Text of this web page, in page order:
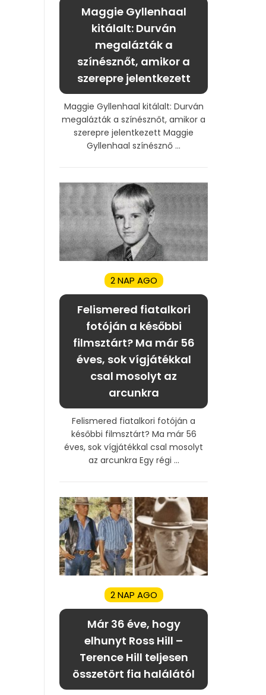
Maggie Gyllenhaal
kitálalt: Durván
megalázták a
színésznőt, amikor a
szerepre jelentkezett
Maggie Gyllenhaal kitálalt: Durván
megalázták a színésznőt, amikor a
szerepre jelentkezett Maggie
Gyllenhaal színésznő ...
2 NAP AGO
Felismered fiatalkori
fotóján a későbbi
filmsztárt? Ma már 56
éves, sok vígjátékkal
csal mosolyt az
arcunkra
Felismered fiatalkori fotóján a
későbbi filmsztárt? Ma már 56
éves, sok vígjátékkal csal mosolyt
az arcunkra Egy régi ...
2 NAP AGO
Már 36 éve, hogy
elhunyt Ross Hill –
Terence Hill teljesen
összetört fia halálától